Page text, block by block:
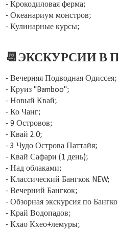
- Крокодиловая ферма;
- Океанариум монстров;
- Кулинарные курсы;
📆ЭКСКУРСИИ В
- Вечерняя Подводная Одиссея;
- Круиз "Bamboo";
- Новый Квай;
- Ко Чанг;
- 9 Островов;
- Квай 2.0;
- 3 Чудо Острова Паттайя;
- Квай Сафари (1 день);
- Над облаками;
- Классический Бангкок NEW;
- Вечерний Бангкок;
- Обзорная экскурсия по
- Край Водопадов;
- Кхао Кхео+лемуры;